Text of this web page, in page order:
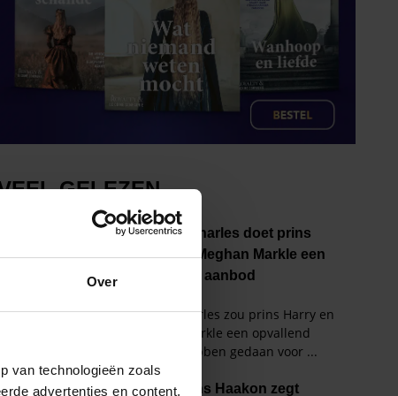
Over
van technologieën zoals
advertenties en content,